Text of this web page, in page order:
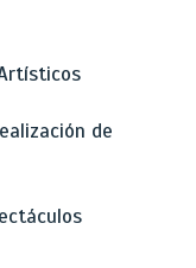
de